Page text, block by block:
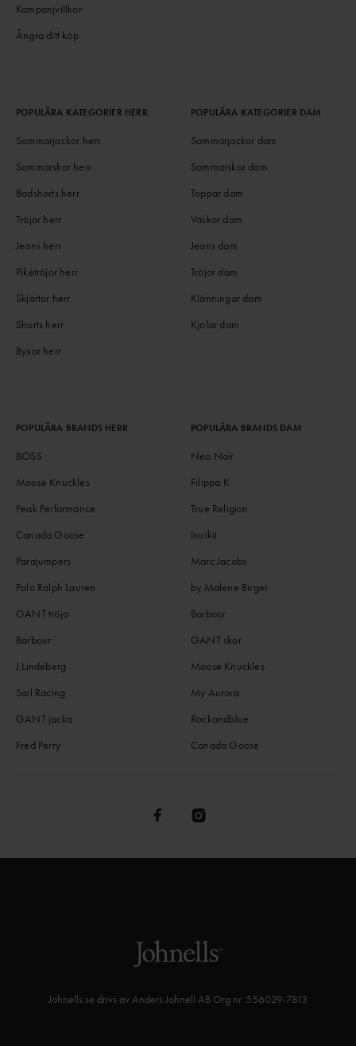
Kampanjvillkor
Ångra ditt köp
POPULÄRA KATEGORIER HERR
Sommarjackor herr
Sommarskor herr
Badshorts herr
Tröjor herr
Jeans herr
Pikétröjor herr
Skjortor herr
Shorts herr
Byxor herr
POPULÄRA KATEGORIER DAM
Sommarjackor dam
Sommarskor dam
Toppar dam
Väskor dam
Jeans dam
Tröjor dam
Klänningar dam
Kjolar dam
POPULÄRA BRANDS HERR
BOSS
Moose Knuckles
Peak Performance
Canada Goose
Parajumpers
Polo Ralph Lauren
GANT tröja
Barbour
J.Lindeberg
Sail Racing
GANT jacka
Fred Perry
POPULÄRA BRANDS DAM
Neo Noir
Filippa K
True Religion
Inuikii
Marc Jacobs
by Malene Birger
Barbour
GANT skor
Moose Knuckles
My Aurora
Rockandblue
Canada Goose
Johnells.se drivs av Anders Johnell AB Org nr. 556029-7813